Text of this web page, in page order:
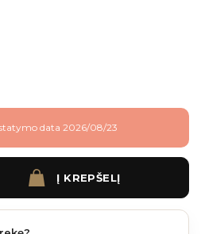
data 2026/08/23
TERASOS LAIPTELIS 320*25*3000 mm
Į KREPŠELĮ